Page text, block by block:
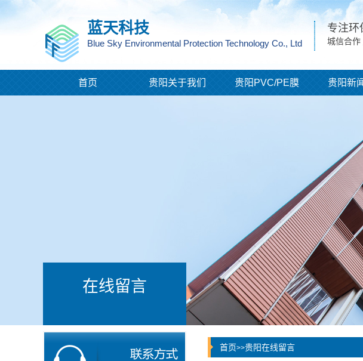
蓝天科技
Blue Sky Environmental Protection Technology Co., Ltd
专注环
城信合作
首页 贵阳关于我们 贵阳PVC/PE膜 贵阳新
在线留言
首页>>贵阳在线留言